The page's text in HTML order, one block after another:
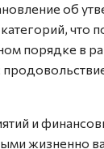
об
что
порядке в
и
жизненно